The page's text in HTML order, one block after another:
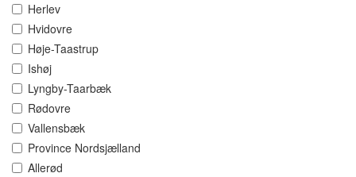
Herlev
Hvidovre
Høje-Taastrup
Ishøj
Lyngby-Taarbæk
Rødovre
Vallensbæk
Province Nordsjælland
Allerød